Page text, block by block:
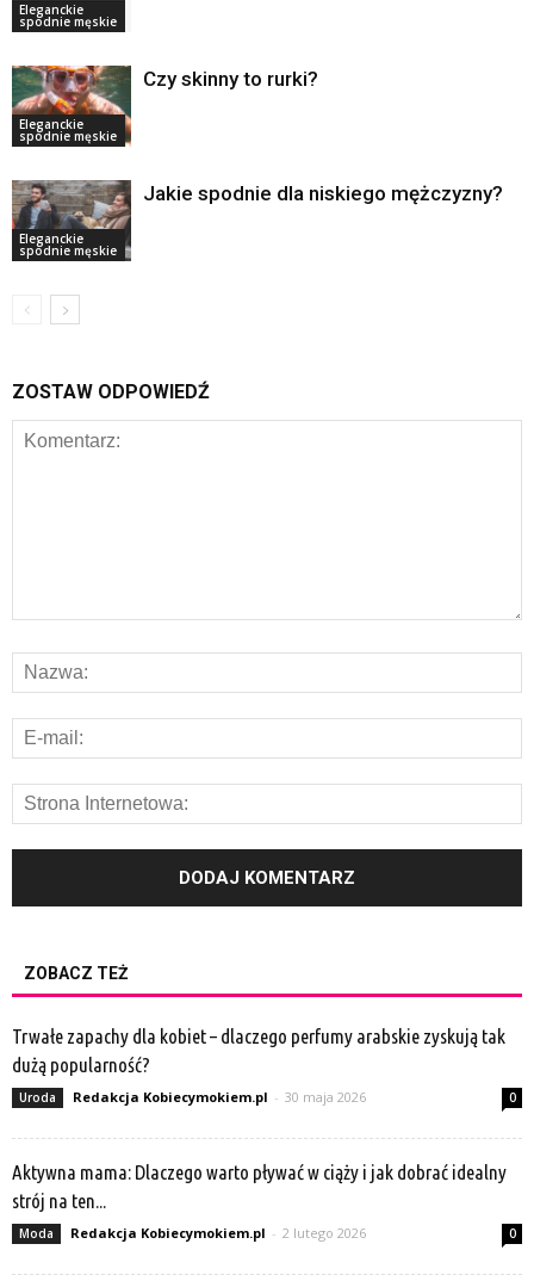
Eleganckie
spodnie męskie
Eleganckie
spodnie męskie
Czy skinny to rurki?
Eleganckie
spodnie męskie
Jakie spodnie dla niskiego mężczyzny?
ZOSTAW ODPOWIEDŹ
ZOBACZ TEŻ
Trwałe zapachy dla kobiet – dlaczego perfumy arabskie zyskują tak
dużą popularność?
Uroda Redakcja Kobiecymokiem.pl - 30 maja 2026 0
Aktywna mama: Dlaczego warto pływać w ciąży i jak dobrać idealny
strój na ten...
Moda Redakcja Kobiecymokiem.pl - 2 lutego 2026 0